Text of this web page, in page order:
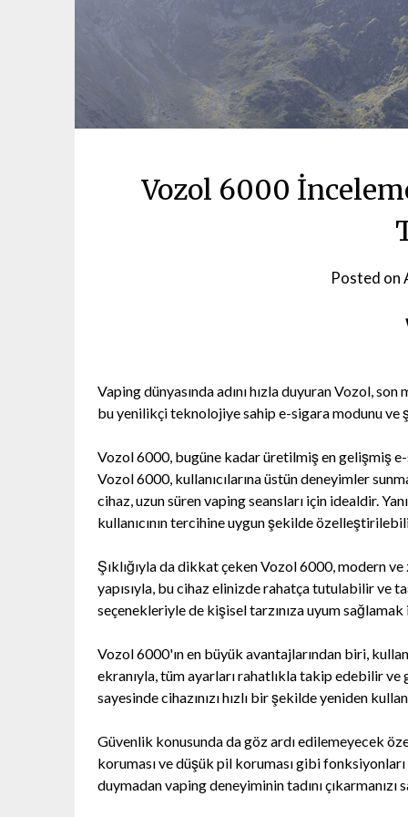
Vozol 6000
Posted on
Vaping dünyasında adını hızla duyuran Vozol,
bu yenilikçi teknolojiye sahip e-sigara modunu ve
Vozol 6000, bugüne kadar üretilmiş en gelişmiş
Vozol 6000, kullanıcılarına üstün deneyimler
cihaz, uzun süren vaping seansları için idealdir.
kullanıcının tercihine uygun şekilde
Şıklığıyla da dikkat çeken Vozol 6000, modern
yapısıyla, bu cihaz elinizde rahatça tutulabilir ve
seçenekleriyle de kişisel tarzınıza uyum
Vozol 6000'ın en büyük avantajlarından biri,
ekranıyla, tüm ayarları rahatlıkla takip edebilir
sayesinde cihazınızı hızlı bir şekilde yeniden
Güvenlik konusunda da göz ardı edilemeyecek
koruması ve düşük pil koruması gibi
duymadan vaping deneyiminin tadını çıkarmanızı